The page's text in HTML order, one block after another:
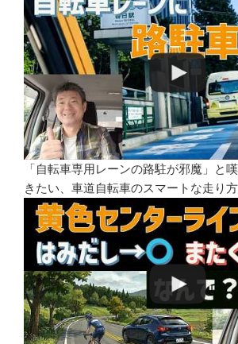
「自転車専用レーンの路駐が邪魔」と
きたい、車道自転車のスマートな走り方